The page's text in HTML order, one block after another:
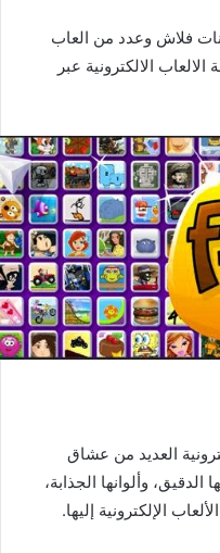
فلاش وعدد من العاب
الالكترونية عبر
العديد من عشاق
الدقيق، وألوانها الجذابة،
الإلكترونية إليها.